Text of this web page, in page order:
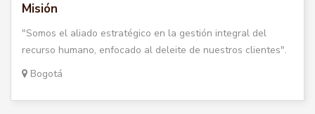
Misión
"Somos el aliado estratégico en la gestión integral del
recurso humano, enfocado al deleite de nuestros clientes".
Bogotá